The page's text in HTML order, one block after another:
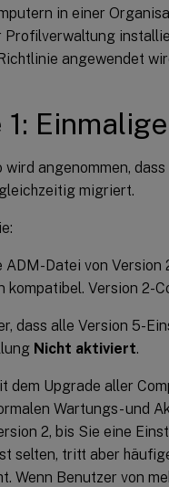
in einer
Profilverwaltung
angewendet
wird angenommen,
migriert.
ADM-Datei von
kompatibel. Version 2-
dass alle Version 5-
Nicht aktiviert.
dem Upgrade aller
Wartungs- und
2, bis Sie eine
selten, tritt aber
Wenn Benutzer von